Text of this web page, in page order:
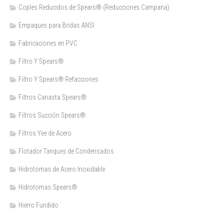
Coples Reducidos de Spears® (Reducciones Campana)
Empaques para Bridas ANSI
Fabricaciones en PVC
Filtro Y Spears®
Filtro Y Spears® Refacciones
Filtros Canasta Spears®
Filtros Succión Spears®
Filtros Yee de Acero
Flotador Tanques de Condensados
Hidrotomas de Acero Inoxidable
Hidrotomas Spears®
Hierro Fundido